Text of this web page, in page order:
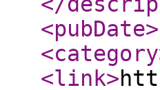
<pubDate>
<category
<link>